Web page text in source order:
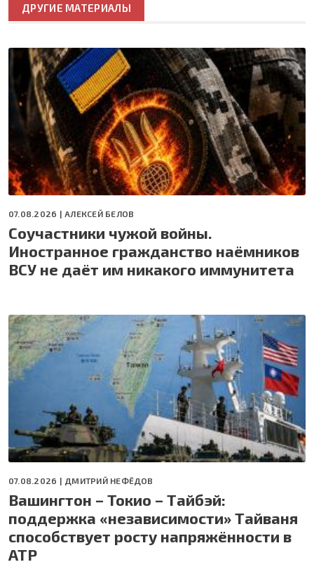
ДРУГИЕ МАТЕРИАЛЫ
07.08.2026 |АЛЕКСЕЙ БЕЛОВ
Соучастники чужой войны.
Иностранное гражданство наёмников
ВСУ не даёт им никакого иммунитета
07.08.2026 | ДМИТРИЙ НЕФЁДОВ
Вашингтон – Токио – Тайбэй:
поддержка «независимости» Тайваня
способствует росту напряжённости в
АТР